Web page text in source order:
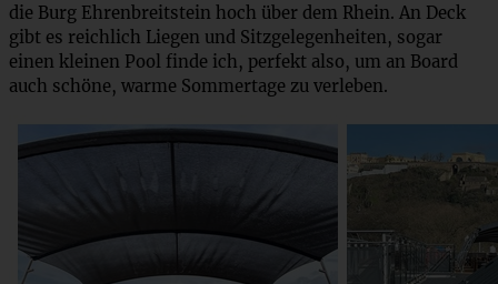
die Burg Ehrenbreitstein hoch über dem Rhein. An Deck
gibt es reichlich Liegen und Sitzgelegenheiten, sogar
einen kleinen Pool finde ich, perfekt also, um an Board
auch schöne, warme Sommertage zu verleben.